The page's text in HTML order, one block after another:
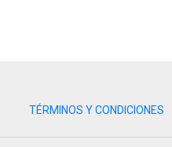
TÉRMINOS Y CONDICIONES